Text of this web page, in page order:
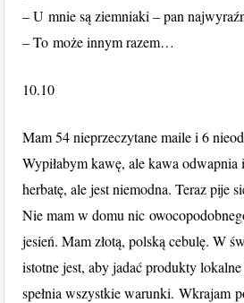
– U mnie są ziemniaki – pan
– To może innym razem…
10.10
Mam 54 nieprzeczytane maile i 6
Wypiłabym kawę, ale kawa
herbatę, ale jest niemodna. Teraz pije
Nie mam w domu nic
jesień. Mam złotą, polską cebulę. W
istotne jest, aby jadać produkty
spełnia wszystkie warunki. Wkrajam